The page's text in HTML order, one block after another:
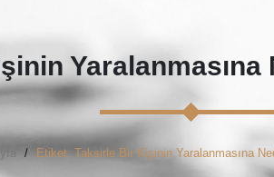
Yaralanmasına
Etiket: Taksirle Bir Kişinin Yaralanmasına